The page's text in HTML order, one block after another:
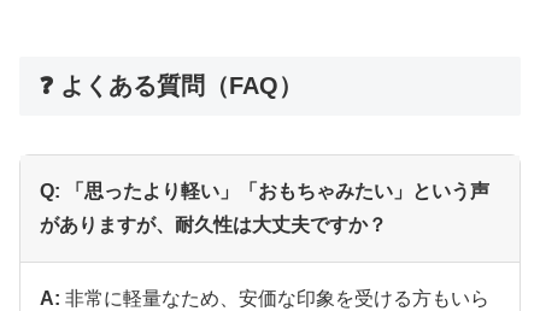
❓ よくある質問（FAQ）
Q: 「思ったより軽い」「おもちゃみたい」という声
がありますが、耐久性は大丈夫ですか？
A: 非常に軽量なため、安価な印象を受ける方もいら